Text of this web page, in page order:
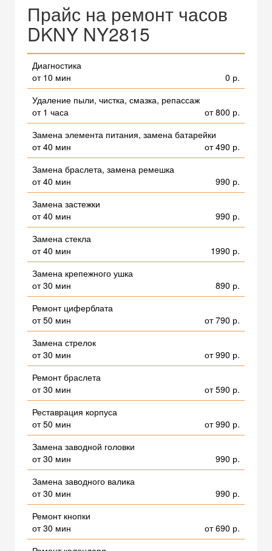
Прайс на ремонт часов
DKNY NY2815
Диагностика
от 10 мин
0 р.
Удаление пыли, чистка, смазка, репассаж
от 1 часа
от 800 р.
Замена элемента питания, замена батарейки
от 40 мин
от 490 р.
Замена браслета, замена ремешка
от 40 мин
990 р.
Замена застежки
от 40 мин
990 р.
Замена стекла
от 40 мин
1990 р.
Замена крепежного ушка
от 30 мин
890 р.
Ремонт циферблата
от 50 мин
от 790 р.
Замена стрелок
от 30 мин
от 990 р.
Ремонт браслета
от 30 мин
от 590 р.
Реставрация корпуса
от 50 мин
от 990 р.
Замена заводной головки
от 30 мин
990 р.
Замена заводного валика
от 30 мин
990 р.
Ремонт кнопки
от 30 мин
от 690 р.